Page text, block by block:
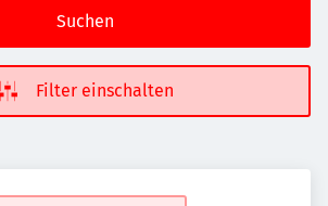
Suchen
Filter einschalten